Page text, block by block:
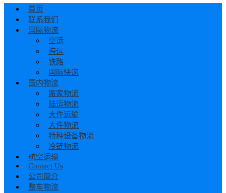
首页
联系我们
国际物流
空运
海运
铁路
国际快递
国内物流
搬家物流
陆运物流
大件运输
大件物流
特种设备物流
冷链物流
航空运输
Contact Us
公司简介
整车物流